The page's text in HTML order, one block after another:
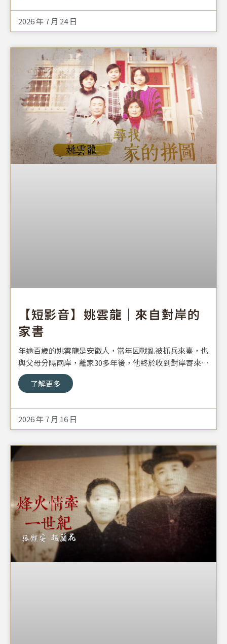
2026 年 7 月 24 日
【短影音】姚雲龍｜來自對岸的
家書
年逾百歲的姚雲龍是安徽人，當年因戰亂被抓兵來臺，也
與父母分隔兩岸，離家30多年後，他終於收到對岸寄來的
第一封家書，沒想到，信裡的內容卻令他心碎…。
了解更多
2026 年 7 月 16 日